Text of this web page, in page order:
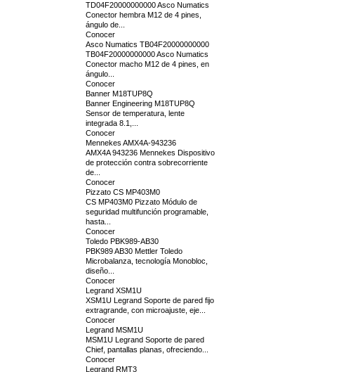
TD04F20000000000 Asco Numatics
Conector hembra M12 de 4 pines,
ángulo de...
Conocer
Asco Numatics TB04F20000000000
TB04F20000000000 Asco Numatics
Conector macho M12 de 4 pines, en
ángulo...
Conocer
Banner M18TUP8Q
Banner Engineering M18TUP8Q
Sensor de temperatura, lente
integrada 8.1,...
Conocer
Mennekes AMX4A-943236
AMX4A 943236 Mennekes Dispositivo
de protección contra sobrecorriente
de...
Conocer
Pizzato CS MP403M0
CS MP403M0 Pizzato Módulo de
seguridad multifunción programable,
hasta...
Conocer
Toledo PBK989-AB30
PBK989 AB30 Mettler Toledo
Microbalanza, tecnología Monobloc,
diseño...
Conocer
Legrand XSM1U
XSM1U Legrand Soporte de pared fijo
extragrande, con microajuste, eje...
Conocer
Legrand MSM1U
MSM1U Legrand Soporte de pared
Chief, pantallas planas, ofreciendo...
Conocer
Legrand RMT3